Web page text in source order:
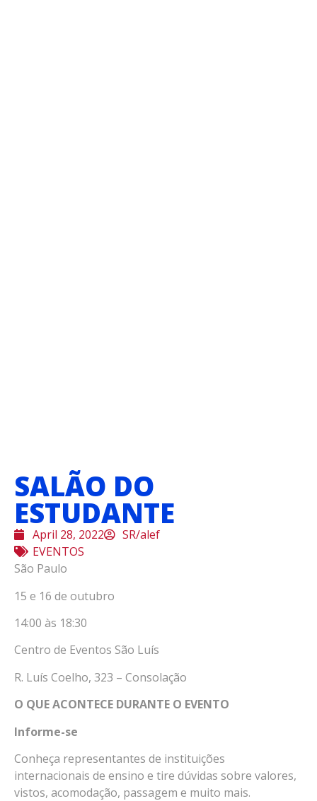
SALÃO DO
ESTUDANTE
April 28, 2022
SR/alef
EVENTOS
São Paulo
15 e 16 de outubro
14:00 às 18:30
Centro de Eventos São Luís
R. Luís Coelho, 323 – Consolação
O QUE ACONTECE DURANTE O EVENTO
Informe-se
Conheça representantes de instituições
internacionais de ensino e tire dúvidas sobre valores,
vistos, acomodação, passagem e muito mais.